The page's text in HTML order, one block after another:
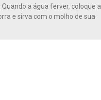
a água ferver, coloque a
e sirva com o molho de sua